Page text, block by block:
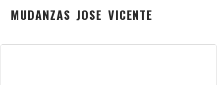
MUDANZAS JOSE VICENTE